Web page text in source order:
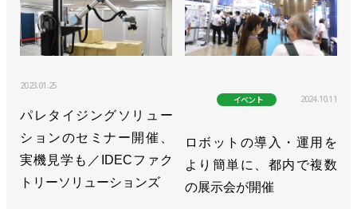
2023.01.25
パレタイジングソリュー
ションのセミナー開催、
実機見学も／IDECファク
トリーソリューションズ
イベント 2024.10.11
ロボットの導入・運用を
より簡単に、都内で複数
の展示会が開催